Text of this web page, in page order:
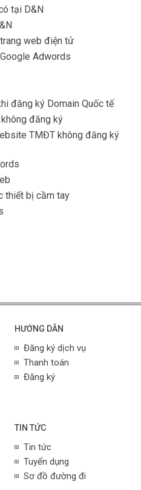
tại D&N
web điện tử
Adwords
đăng ký Domain Quốc tế
đăng ký
TMĐT không đăng ký
thiết bị cầm tay
HƯỚNG DẪN
Đăng ký dịch vụ
Thanh toán
Đăng ký
TIN TỨC
Tin tức
Tuyển dụng
Sơ đồ đường đi